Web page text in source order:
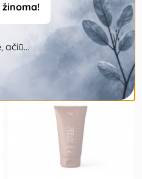
ME HEAT PROTECTION
200ML
žinoma!
ačiū...